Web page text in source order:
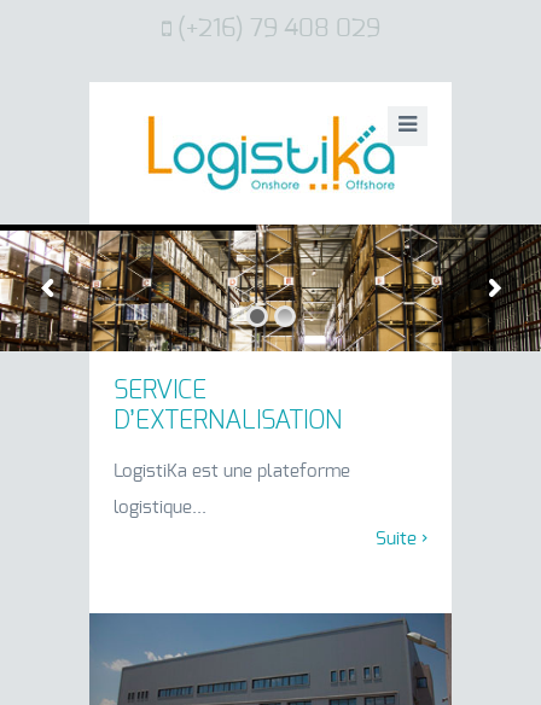
(+216) 79 408 029
Votre stock
est notre responsabilité
SERVICE
D’EXTERNALISATION
LogistiKa est une plateforme
logistique...
Suite ›